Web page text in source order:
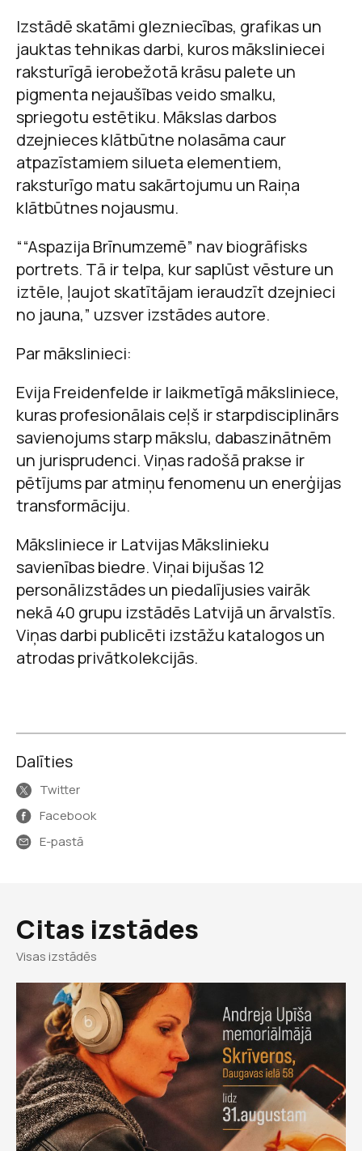
Izstādē skatāmi glezniecības, grafikas un
jauktas tehnikas darbi, kuros māksliniecei
raksturīgā ierobežotā krāsu palete un
pigmenta nejaušības veido smalku,
spriegotu estētiku. Mākslas darbos
dzejnieces klātbūtne nolasāma caur
atpazīstamiem silueta elementiem,
raksturīgo matu sakārtojumu un Raiņa
klātbūtnes nojausmu.
““Aspazija Brīnumzemē” nav biogrāfisks
portrets. Tā ir telpa, kur saplūst vēsture un
iztēle, ļaujot skatītājam ieraudzīt dzejnieci
no jauna,” uzsver izstādes autore.
Par mākslinieci:
Evija Freidenfelde ir laikmetīgā māksliniece,
kuras profesionālais ceļš ir starpdisciplinārs
savienojums starp mākslu, dabaszinātnēm
un jurisprudenci. Viņas radošā prakse ir
pētījums par atmiņu fenomenu un enerģijas
transformāciju.
Māksliniece ir Latvijas Mākslinieku
savienības biedre. Viņai bijušas 12
personālizstādes un piedalījusies vairāk
nekā 40 grupu izstādēs Latvijā un ārvalstīs.
Viņas darbi publicēti izstāžu katalogos un
atrodas privātkolekcijās.
Dalīties
Twitter
Facebook
E-pastā
Citas izstādes
Visas izstādēs